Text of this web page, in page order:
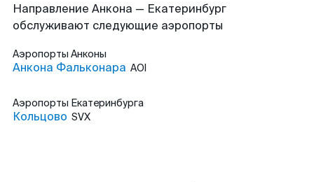
Направление Анкона — Екатеринбург
обслуживают следующие аэропорты
Аэропорты Анконы
Анкона Фальконара AOI
Аэропорты Екатеринбурга
Кольцово SVX